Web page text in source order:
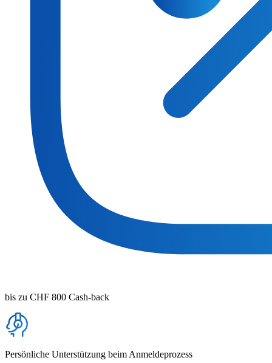
bis zu CHF 800 Cash-back
Persönliche Unterstützung beim Anmeldeprozess